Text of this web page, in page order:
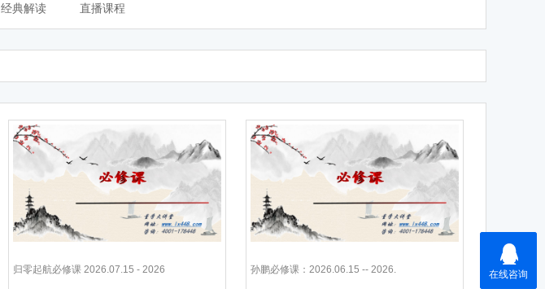
经典解读 直播课程
归零起航必修课 2026.07.15 - 2026 孙鹏必修课：2026.06.15 -- 2026.